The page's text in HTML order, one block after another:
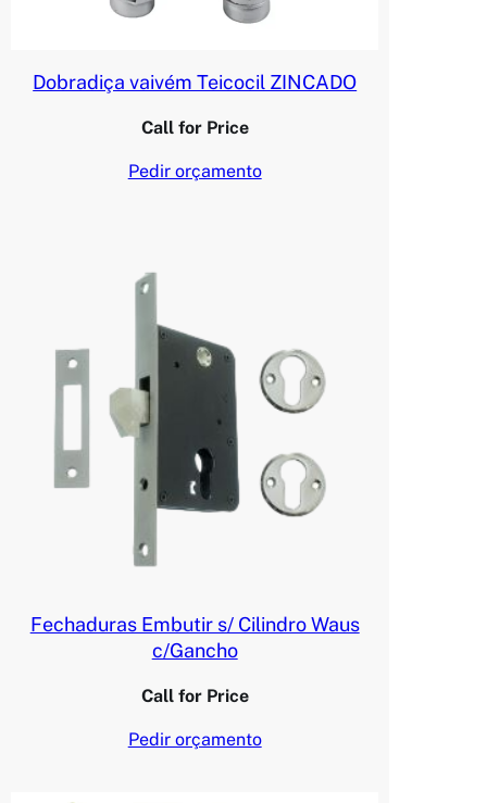
Dobradiça vaivém Teicocil ZINCADO
Call for Price
Pedir orçamento
Fechaduras Embutir s/ Cilindro Waus
c/Gancho
Call for Price
Pedir orçamento